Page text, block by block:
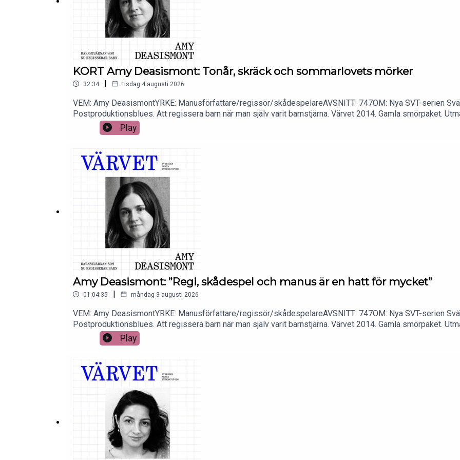
KORT Amy Deasismont: Tonår, skräck och sommarlovets mörker
32:34 | tisdag 4 augusti 2026
VEM: Amy DeasismontYRKE: Manusförfattare/regissör/skådespelareAVSNITT: 747OM: Nya SVT-serien
Postproduktionsblues. Att regissera barn när man själv varit barnstjärna. Värvet 2014. Gamla smörpaket.
skådespela samtidigt. What’s in it for me-miljonerna. Övergivna projekt. John Ajvide Lindqvist. Och en hel
Amy Deasismont får fucka ur.SAMTALSLEDARE: Kristoffer TriumfPRODUCENT: Mattias ÅsénKONTAKT:
Play
Amy Deasismont: ”Regi, skådespel och manus är en hatt för mycket”
01:04:35 | måndag 3 augusti 2026
VEM: Amy DeasismontYRKE: Manusförfattare/regissör/skådespelareAVSNITT: 747OM: Nya SVT-serien
Postproduktionsblues. Att regissera barn när man själv varit barnstjärna. Värvet 2014. Gamla smörpaket.
skådespela samtidigt. Regn var femtonde minut under inspelning. What’s in it for me-miljonerna.
Lindqvist. Thunder in my heart. På Spåret med Uje Brandelius. Och en hel del om varför Tallinn fortfarande
schaman att förbeställa HÄR
Play